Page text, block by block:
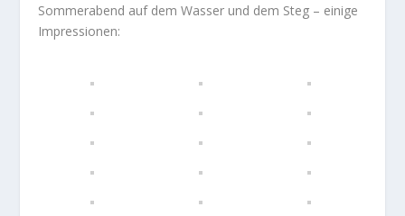
Sommerabend auf dem Wasser und dem Steg – einige
Impressionen: